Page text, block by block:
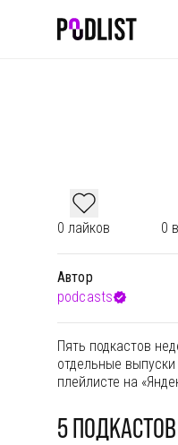
0 лайков 0
Автор
podcasts
Пять подкастов
отдельные
плейлисте на
5ПОДКАСТОВ